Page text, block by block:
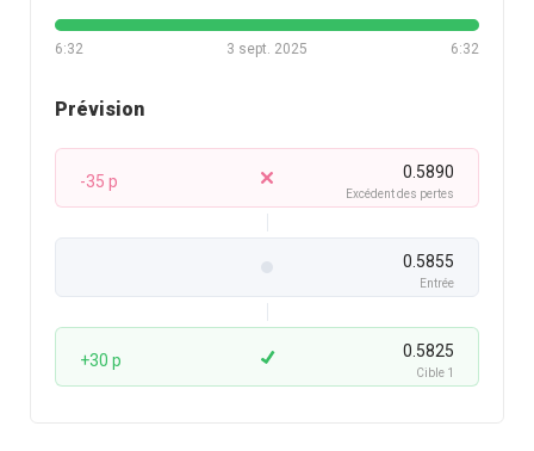
6:32 6:32
3 sept. 2025
Prévision
-35 p 0.5890
Excédent des pertes
0.5855
Entrée
+30 p 0.5825
Cible 1